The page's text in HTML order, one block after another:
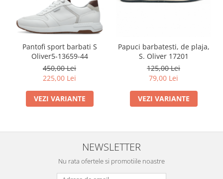
Pantofi sport barbati S
Oliver5-13659-44
450,00 Lei
225,00 Lei
VEZI VARIANTE
Papuci barbatesti, de plaja,
S. Oliver 17201
125,00 Lei
79,00 Lei
VEZI VARIANTE
NEWSLETTER
Nu rata ofertele si promotiile noastre